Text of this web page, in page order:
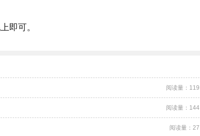
即可。
阅读量：119
阅读量：144
阅读量：27